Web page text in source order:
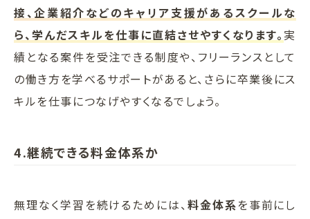
接、企業紹介などのキャリア支援があるスクールな
ら、学んだスキルを仕事に直結させやすくなります。 実
績となる案件を受注できる制度や、フリーランスとして
の働き方を学べるサポートがあると、さらに卒業後にス
キルを仕事につなげやすくなるでしょう。
4.継続できる料金体系か
無理なく学習を続けるためには、料金体系を事前にし